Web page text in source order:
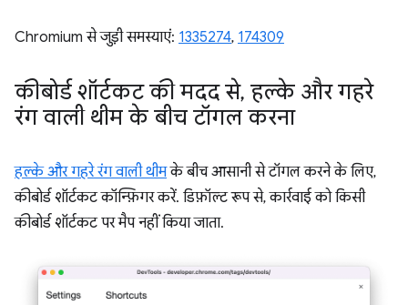
Chromium से जुड़ी समस्याएं: 1335274, 174309
कीबोर्ड शॉर्टकट की मदद से, हल्के और गहरे
रंग वाली थीम के बीच टॉगल करना
हल्के और गहरे रंग वाली थीमके बीच आसानी से टॉगल करने के लिए,
कीबोर्ड शॉर्टकट कॉन्फ़िगर करें. डिफ़ॉल्ट रूप से, कार्रवाई को किसी
कीबोर्ड शॉर्टकट पर मैप नहीं किया जाता.